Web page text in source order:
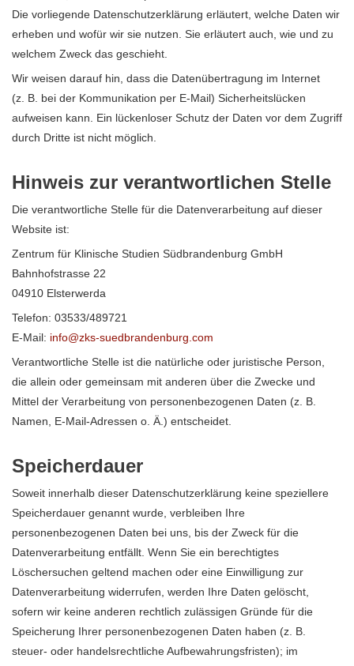
Die vorliegende Datenschutzerklärung erläutert, welche Daten wir
erheben und wofür wir sie nutzen. Sie erläutert auch, wie und zu
welchem Zweck das geschieht.
Wir weisen darauf hin, dass die Datenübertragung im Internet
(z. B. bei der Kommunikation per E-Mail) Sicherheitslücken
aufweisen kann. Ein lückenloser Schutz der Daten vor dem Zugriff
durch Dritte ist nicht möglich.
Hinweis zur verantwortlichen Stelle
Die verantwortliche Stelle für die Datenverarbeitung auf dieser
Website ist:
Zentrum für Klinische Studien Südbrandenburg GmbH
Bahnhofstrasse 22
04910 Elsterwerda
Telefon: 03533/489721
E-Mail: info@zks-suedbrandenburg.com
Verantwortliche Stelle ist die natürliche oder juristische Person,
die allein oder gemeinsam mit anderen über die Zwecke und
Mittel der Verarbeitung von personenbezogenen Daten (z. B.
Namen, E-Mail-Adressen o. Ä.) entscheidet.
Speicherdauer
Soweit innerhalb dieser Datenschutzerklärung keine speziellere
Speicherdauer genannt wurde, verbleiben Ihre
personenbezogenen Daten bei uns, bis der Zweck für die
Datenverarbeitung entfällt. Wenn Sie ein berechtigtes
Löschersuchen geltend machen oder eine Einwilligung zur
Datenverarbeitung widerrufen, werden Ihre Daten gelöscht,
sofern wir keine anderen rechtlich zulässigen Gründe für die
Speicherung Ihrer personenbezogenen Daten haben (z. B.
steuer- oder handelsrechtliche Aufbewahrungsfristen); im